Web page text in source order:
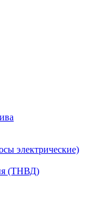
электрические)
(ТНВД)